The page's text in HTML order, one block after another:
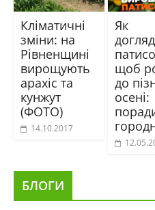
Кліматичні
зміни: на
Рівненщині
вирощують
арахіс та
кунжут
(ФОТО)
14.10.2017
Як
щоб
до
осені:
БЛОГИ